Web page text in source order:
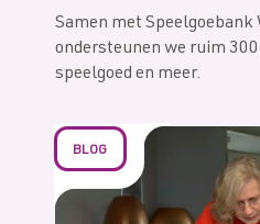
Samen met Speelgoebank
ondersteunen we ruim
speelgoed en meer.
BLOG